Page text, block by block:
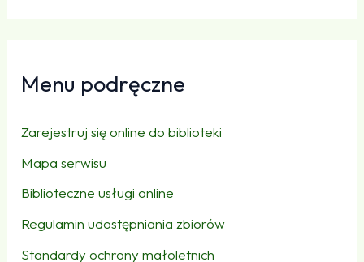
Menu podręczne
Zarejestruj się online do biblioteki
Mapa serwisu
Biblioteczne usługi online
Regulamin udostępniania zbiorów
Standardy ochrony małoletnich